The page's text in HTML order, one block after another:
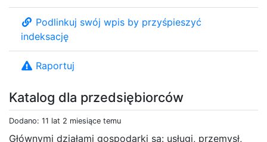
Katalog dla przedsiębiorców
Dodano: 11 lat 2 miesiące temu
Głównymi działami gospodarki są: usługi, przemysł,
Podlinkuj swój wpis by przyśpieszyć
indeksację
Raportuj